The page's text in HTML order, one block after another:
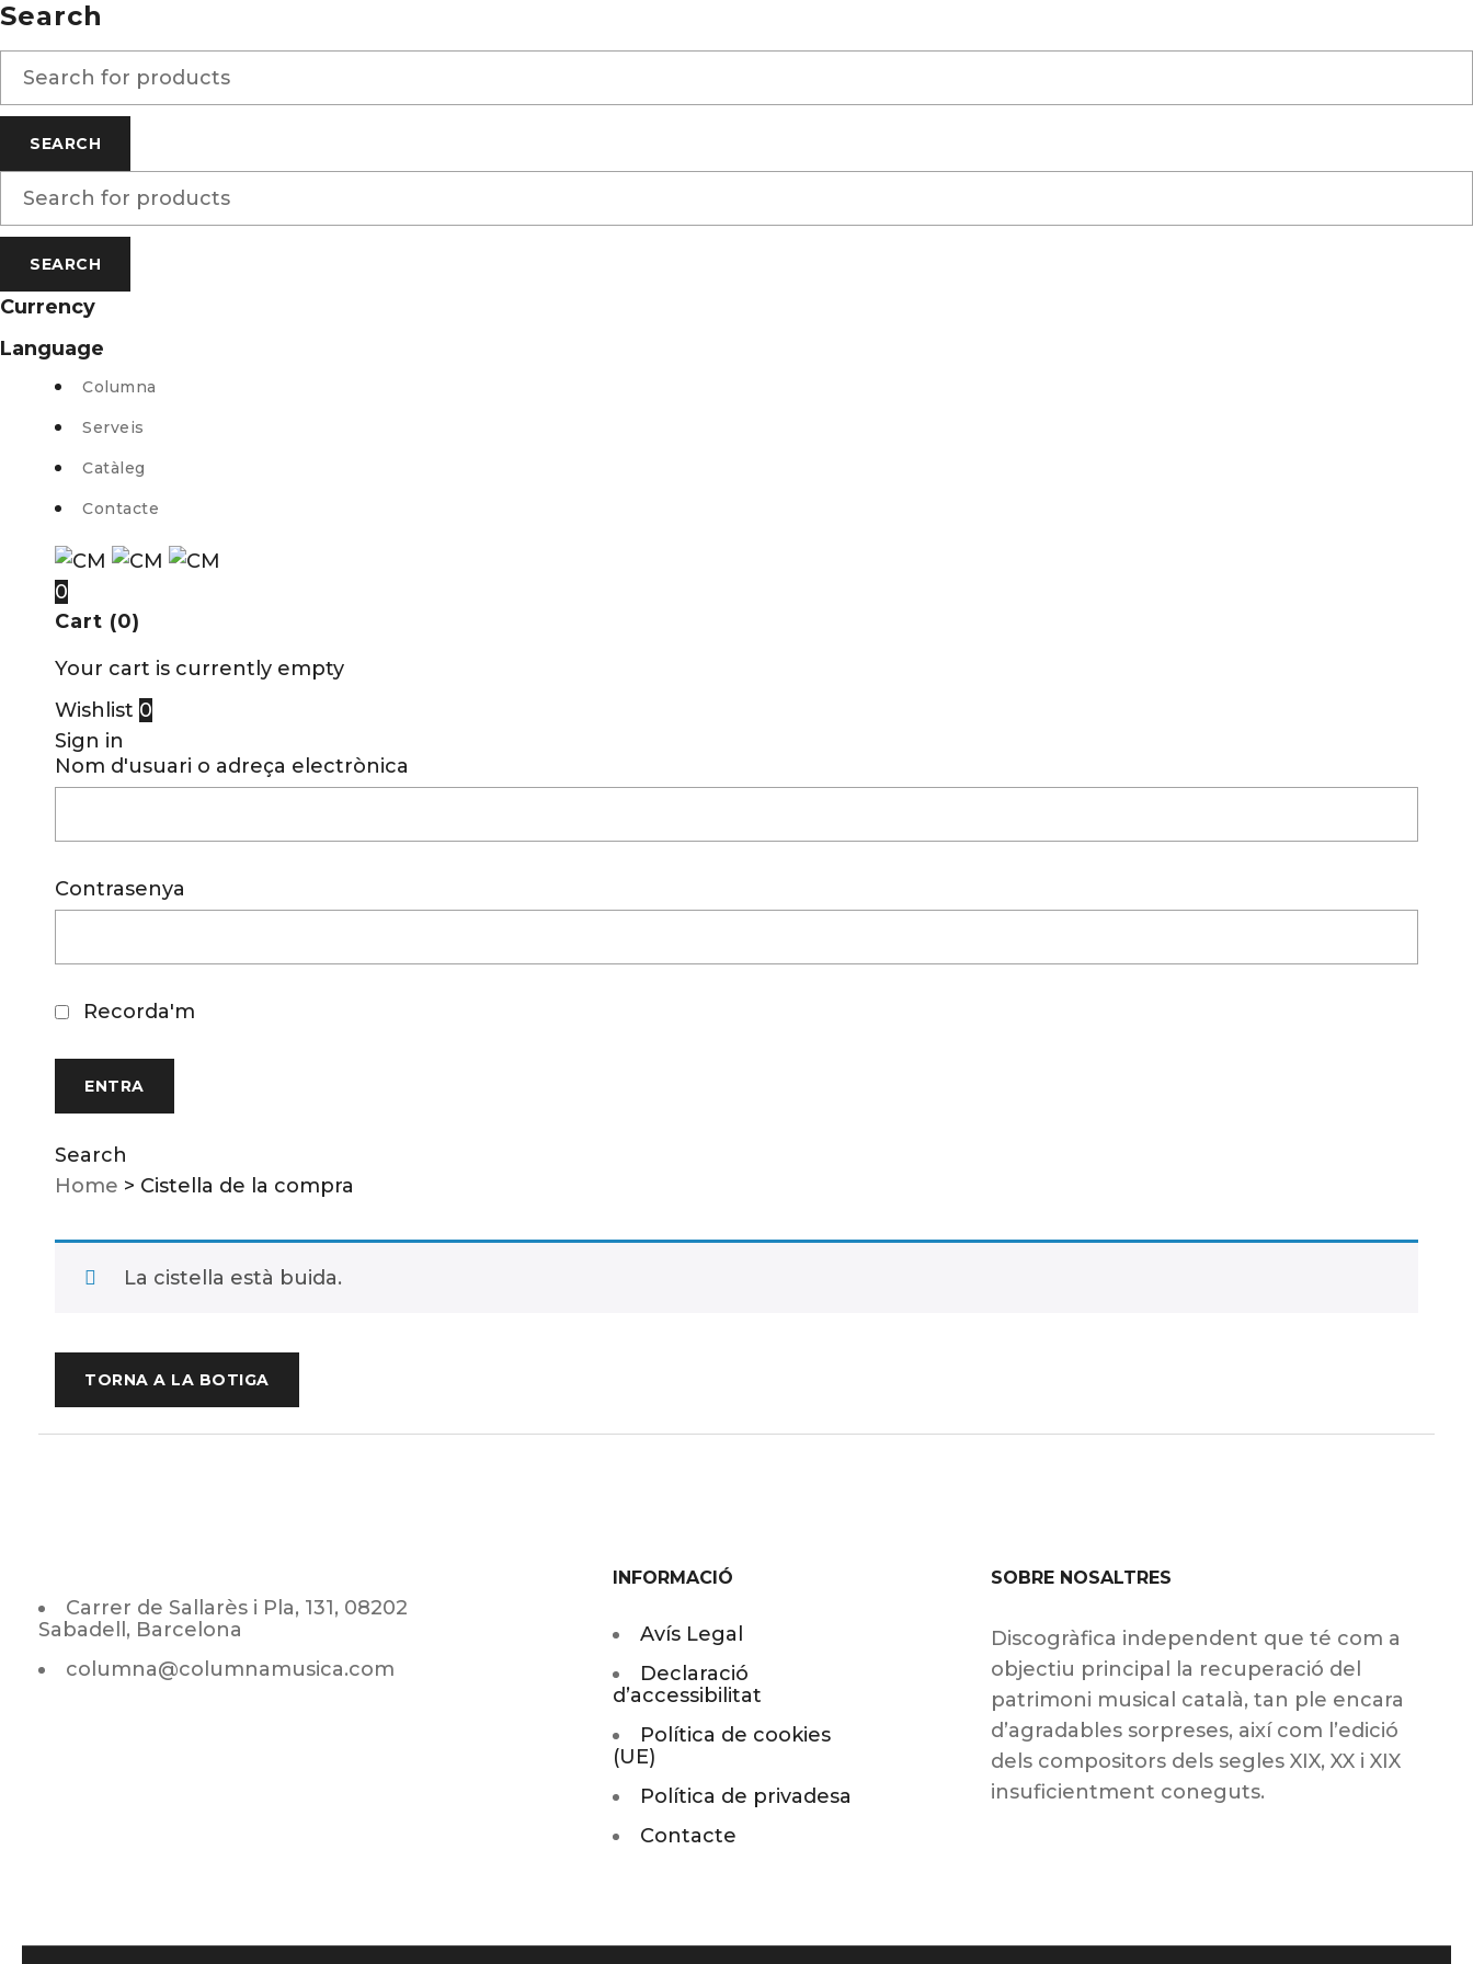
Search
Currency
Language
Columna
Serveis
Catàleg
Contacte
0
Cart (0)
Your cart is currently empty
Wishlist 0
Sign in
Nom d'usuari o adreça electrònica
Contrasenya
Recorda'm
Search
Home > Cistella de la compra
La cistella està buida.
TORNA A LA BOTIGA
Carrer de Sallarès i Pla, 131, 08202
Sabadell, Barcelona
columna@columnamusica.com
INFORMACIÓ
Avís Legal
Declaració
d’accessibilitat
Política de cookies
(UE)
Política de privadesa
Contacte
SOBRE NOSALTRES
Discogràfica independent que té com a
objectiu principal la recuperació del
patrimoni musical català, tan ple encara
d’agradables sorpreses, així com l’edició
dels compositors dels segles XIX, XX i XIX
insuficientment coneguts.